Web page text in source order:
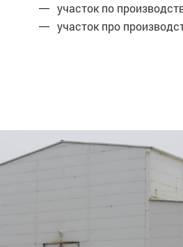
участок по
участок про